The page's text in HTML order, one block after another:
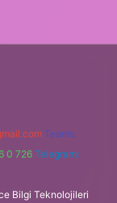
Teams:
0 726 Telegram:
Bilgi Teknolojileri